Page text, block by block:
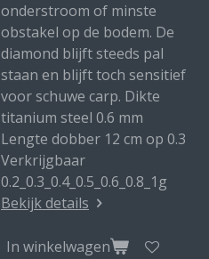
onderstroom of minste
obstakel op de bodem. De
diamond blijft steeds pal
staan en blijft toch sensitief
voor schuwe carp. Dikte
titanium steel 0.6 mm
Lengte dobber 12 cm op 0.3
Verkrijgbaar
0.2_0.3_0.4_0.5_0.6_0.8_1g
Bekijk details
In winkelwagen